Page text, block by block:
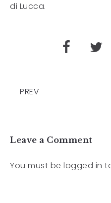
di Lucca.
PREV
Leave a Comment
You must be logged in